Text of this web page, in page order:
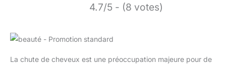
4.7/5 - (8 votes)
La chute de cheveux est une préoccupation majeure pour de